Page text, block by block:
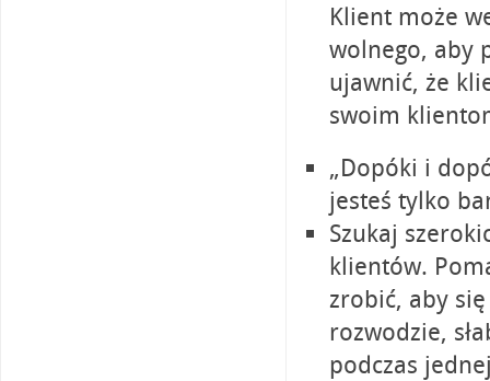
Klient może
wolnego, aby
ujawnić, że
swoim
„Dopóki i
jesteś tylko
Szukaj
klientów.
zrobić, aby
rozwodzie,
podczas